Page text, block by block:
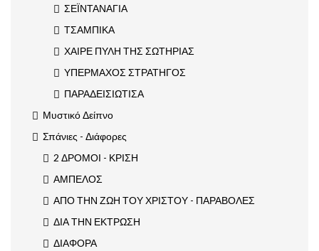
ΣΕΪΝΤΑΝΑΓΙΑ
ΤΣΑΜΠΙΚΑ
ΧΑΙΡΕ ΠΥΛΗ ΤΗΣ ΣΩΤΗΡΙΑΣ
ΥΠΕΡΜΑΧΟΣ ΣΤΡΑΤΗΓΟΣ
ΠΑΡΑΔΕΙΣΙΩΤΙΣΑ
Μυστικό Δείπνο
Σπάνιες - Διάφορες
2 ΔΡΟΜΟΙ - ΚΡΙΣΗ
ΑΜΠΕΛΟΣ
ΑΠΟ ΤΗΝ ΖΩΗ ΤΟΥ ΧΡΙΣΤΟΥ - ΠΑΡΑΒΟΛΕΣ
ΔΙΑ ΤΗΝ ΕΚΤΡΩΣΗ
ΔΙΑΦΟΡΑ